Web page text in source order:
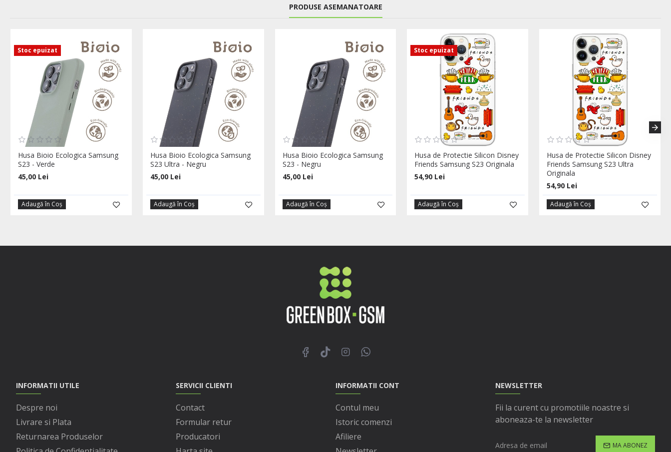
PRODUSE ASEMANATOARE
Stoc epuizat
Husa Bioio Ecologica Samsung
S23 - Verde
45,00 Lei
Adaugă în Coş
Husa Bioio Ecologica Samsung
S23 Ultra - Negru
45,00 Lei
Adaugă în Coş
Husa Bioio Ecologica Samsung
S23 - Negru
45,00 Lei
Adaugă în Coş
Stoc epuizat
Husa de Protectie Silicon Disney
Friends Samsung S23 Originala
54,90 Lei
Adaugă în Coş
Husa de Protectie Silicon Disney
Friends Samsung S23 Ultra
Originala
54,90 Lei
Adaugă în Coş
INFORMATII UTILE
Despre noi
Livrare si Plata
Returnarea Produselor
SERVICII CLIENTI
Contact
Formular retur
Producatori
INFORMATII CONT
Contul meu
Istoric comenzi
Afiliere
NEWSLETTER
Fii la curent cu promotiile noastre si
aboneaza-te la newsletter
MA ABONEZ